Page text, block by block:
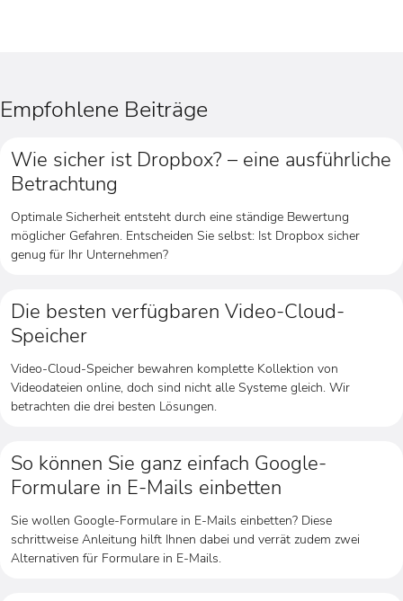
Empfohlene Beiträge
Wie sicher ist Dropbox? – eine ausführliche
Betrachtung
Optimale Sicherheit entsteht durch eine ständige Bewertung
möglicher Gefahren. Entscheiden Sie selbst: Ist Dropbox sicher
genug für Ihr Unternehmen?
Die besten verfügbaren Video-Cloud-
Speicher
Video-Cloud-Speicher bewahren komplette Kollektion von
Videodateien online, doch sind nicht alle Systeme gleich. Wir
betrachten die drei besten Lösungen.
So können Sie ganz einfach Google-
Formulare in E-Mails einbetten
Sie wollen Google-Formulare in E-Mails einbetten? Diese
schrittweise Anleitung hilft Ihnen dabei und verrät zudem zwei
Alternativen für Formulare in E-Mails.